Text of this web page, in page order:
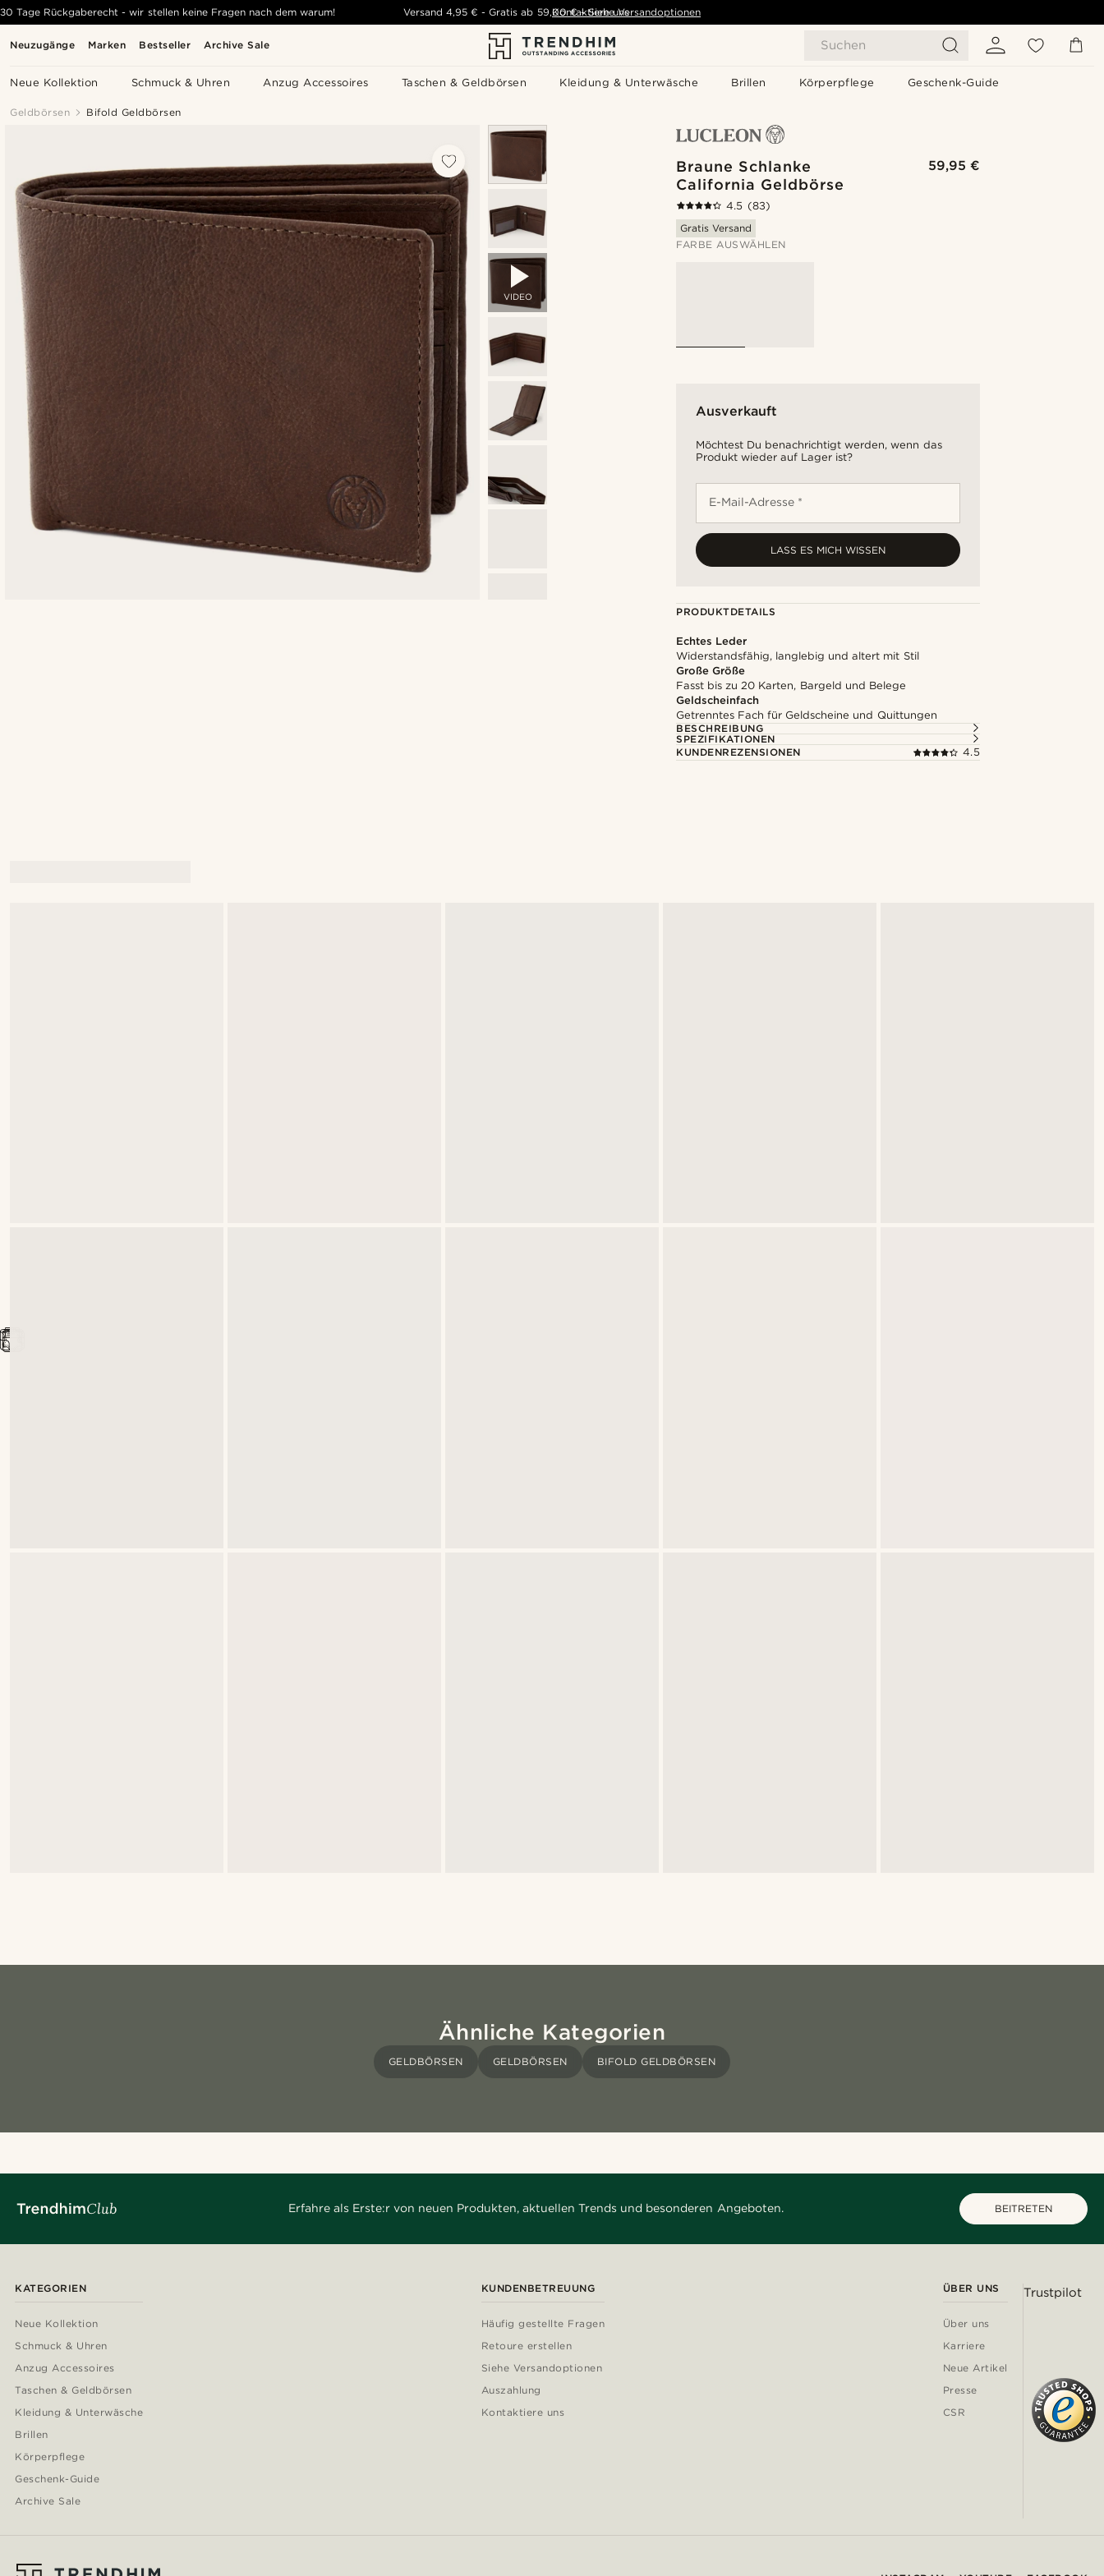
Neuzugänge Marken Bestseller Archive Sale Suchen
Neue Kollektion Schmuck & Uhren Anzug Accessoires Taschen & Geldbörsen Kleidung & Unterwäsche Brillen Körperpflege Geschenk-Guide
30 Tage Rückgaberecht - wir stellen keine Fragen nach dem warum! Versand 4,95 € -Gratis ab 59,00 € - Siehe Versandoptionen
Kontaktiere uns
Geldbörsen Bifold Geldbörsen
VIDEO
Braune Schlanke
California Geldbörse
59,95 €
4.5 (83)
Gratis Versand
FARBE AUSWÄHLEN
Ausverkauft
Möchtest Du benachrichtigt werden, wenn das
Produkt wieder auf Lager ist?
E-Mail-Adresse *
LASS ES MICH WISSEN
PRODUKTDETAILS
Echtes Leder
Widerstandsfähig, langlebig und altert mit Stil
Große Größe
Fasst bis zu 20 Karten, Bargeld und Belege
Geldscheinfach
Getrenntes Fach für Geldscheine und Quittungen
BESCHREIBUNG
SPEZIFIKATIONEN
KUNDENREZENSIONEN
4.5
Ähnliche Kategorien
GELDBÖRSEN GELDBÖRSEN BIFOLD GELDBÖRSEN
Erfahre als Erste:r von neuen Produkten, aktuellen Trends und besonderen Angeboten. BEITRETEN
KATEGORIEN
Neue Kollektion
Schmuck & Uhren
Anzug Accessoires
Taschen & Geldbörsen
Kleidung & Unterwäsche
Brillen
Körperpflege
Geschenk-Guide
Archive Sale
KUNDENBETREUUNG
Häufig gestellte Fragen
Retoure erstellen
Siehe Versandoptionen
Auszahlung
Kontaktiere uns
ÜBER UNS
Über uns
Karriere
Neue Artikel
Presse
CSR
Trustpilot